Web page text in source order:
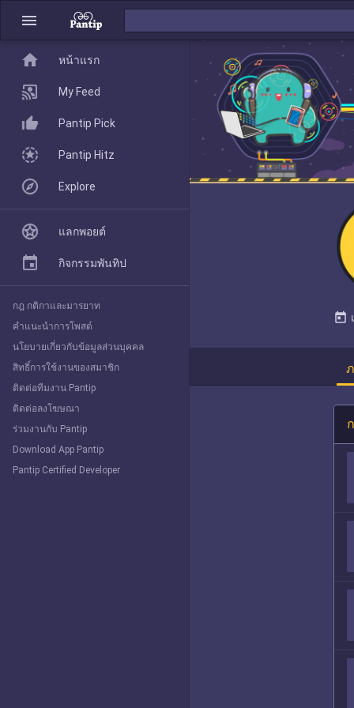
menu
today
home
Pantip Pick
Explore
home หน้าแรก
My Feed
Pantip Pick
Pantip Hitz
Explore
แลกพอยต์
กิจกรรมพันทิป
กฎ กติกาและมารยาท
คำแนะนำการโพสต์
นโยบายเกี่ยวกับข้อมูลส่วนบุคคล
สิทธิ์การใช้งานของสมาชิก
ติดต่อทีมงาน Pantip
ติดต่อลงโฆษณา
ร่วมงานกับ Pantip
Download App Pantip
Pantip Certified Developer